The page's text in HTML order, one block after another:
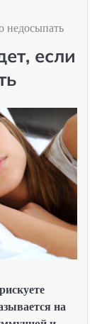
недосыпать
если
на